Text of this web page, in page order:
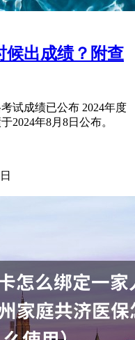
候出成绩？附查
试成绩已公布 2024年度
2024年8月8日公布。